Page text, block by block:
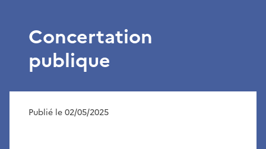
Concertation
publique
Publié le 02/05/2025